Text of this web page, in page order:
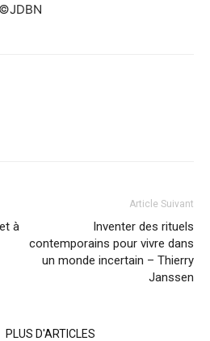
à
Article Suivant
Inventer des rituels
contemporains pour vivre dans
un monde incertain – Thierry
Janssen
PLUS D'ARTICLES